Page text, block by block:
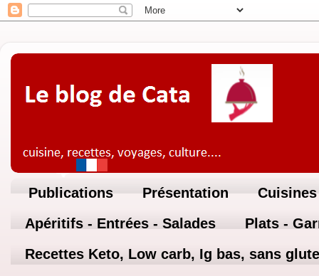
Publications Présentation
Apéritifs - Entrées - Salades
Plats -
Recettes Keto, Low carb, Ig bas, sans